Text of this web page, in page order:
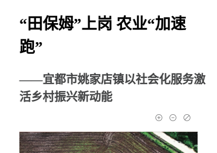
“田保姆”上岗 农业“加速
跑”
——宜都市姚家店镇以社会化服务激
活乡村振兴新动能